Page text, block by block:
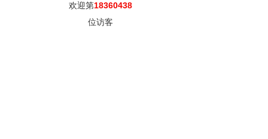
欢迎第18360438
位访客